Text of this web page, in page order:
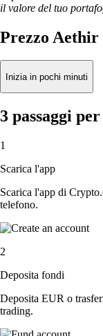
il valore del tuo
Prezzo Aethir
Inizia in pochi minuti
3 passaggi
1
Scarica l'app
Scarica l'app di
telefono.
2
Deposita fondi
Deposita EUR o
trading.